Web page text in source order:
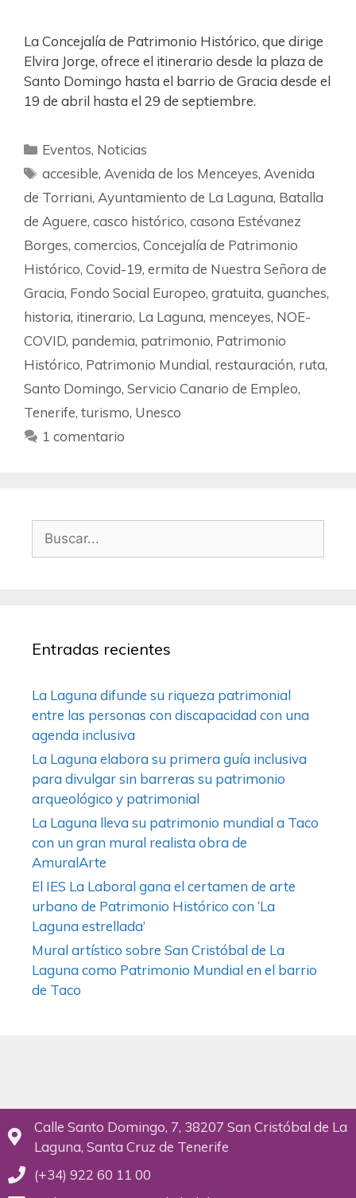
La Concejalía de Patrimonio Histórico, que dirige
Elvira Jorge, ofrece el itinerario desde la plaza de
Santo Domingo hasta el barrio de Gracia desde el
19 de abril hasta el 29 de septiembre.
Eventos, Noticias
accesible,Avenida de los Menceyes,Avenida
de Torriani, Ayuntamiento de La Laguna, Batalla
de Aguere, casco histórico, casona Estévanez
Borges, comercios, Concejalía de Patrimonio
Histórico, Covid-19, ermita de Nuestra Señora de
Gracia, Fondo Social Europeo, gratuita, guanches,
historia, itinerario, La Laguna, menceyes, NOE-
COVID, pandemia, patrimonio, Patrimonio
Histórico, Patrimonio Mundial, restauración, ruta,
Santo Domingo, Servicio Canario de Empleo,
Tenerife, turismo, Unesco
1 comentario
Entradas recientes
La Laguna difunde su riqueza patrimonial
entre las personas con discapacidad con una
agenda inclusiva
La Laguna elabora su primera guía inclusiva
para divulgar sin barreras su patrimonio
arqueológico y patrimonial
La Laguna lleva su patrimonio mundial a Taco
con un gran mural realista obra de
AmuralArte
El IES La Laboral gana el certamen de arte
urbano de Patrimonio Histórico con ‘La
Laguna estrellada’
Mural artístico sobre San Cristóbal de La
Laguna como Patrimonio Mundial en el barrio
de Taco
Calle Santo Domingo, 7, 38207 San Cristóbal de La
Laguna, Santa Cruz de Tenerife
(+34) 922 60 11 00